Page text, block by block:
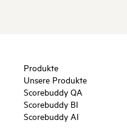
Produkte
Unsere Produkte
Scorebuddy QA
Scorebuddy BI
Scorebuddy AI